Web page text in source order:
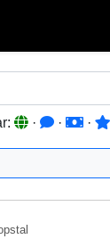
· · ·